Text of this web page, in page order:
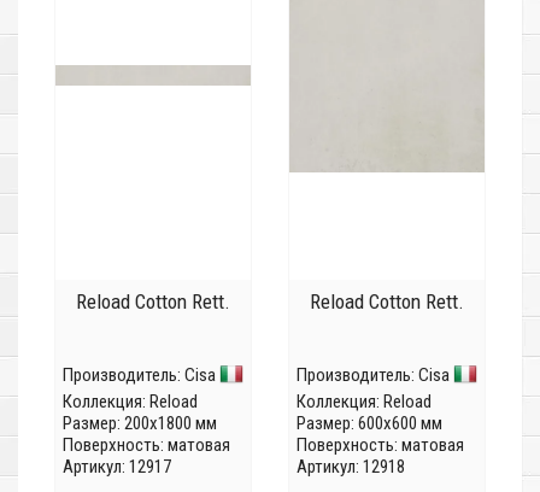
Reload Cotton Rett.
Производитель: Cisa
Коллекция: Reload
Размер: 200x1800 мм
Поверхность: матовая
Артикул: 12917
Reload Cotton Rett.
Производитель: Cisa
Коллекция: Reload
Размер: 600x600 мм
Поверхность: матовая
Артикул: 12918